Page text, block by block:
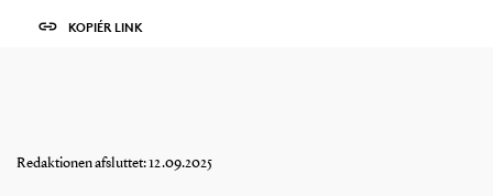
KOPIÉR LINK
Redaktionen afsluttet: 12.09.2025